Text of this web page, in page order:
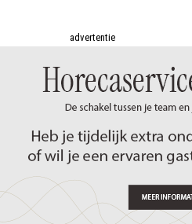
advertentie